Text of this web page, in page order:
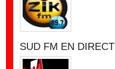
SUD FM EN DIRECT